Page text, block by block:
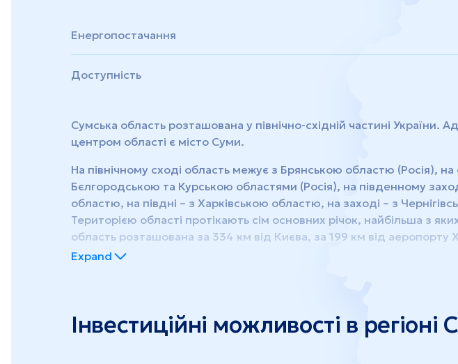
Енергопостачання
Доступність
Сумська область розташована у північно-східній частині України.
центром області є місто Суми.
На північному сході область межує з Брянською областю (Росія), на
Бєлгородською та Курською областями (Росія), на південному
областю, на півдні – з Харківською областю, на заході – з
Територією області протікають сім основних річок, найбільша з
область розташована за 334 км від Києва, за 199 км від аеропорту
від Одеського морського порту. Тут є аеропорт Суми та міжнародні
та 1458 сіл.
Основними видами промислової діяльності регіону є: хімічне
Expand
Інвестиційні можливості в регіоні